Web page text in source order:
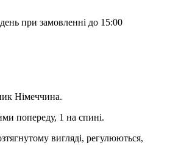
при замовленні до 15:00
Німеччина.
попереду, 1 на спині.
вигляді, регулюються,